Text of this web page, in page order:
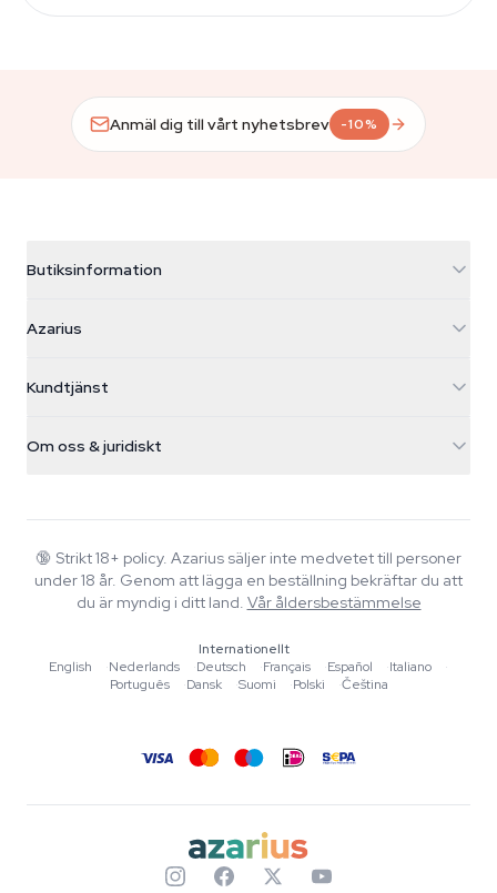
Anmäl dig till vårt nyhetsbrev -10%
Butiksinformation
Galvaniweg 11
Nederland
+31(0)204897914
Azarius
Magiska svampar
Smokeshop
Kundtjänst
Returpolicy
Vanliga frågor
Integritetspolicy
Om oss & juridiskt
Wiki
Blog
Musik
Redaktionella standarder
Verktyg & Kalkylatorer
🔞 Strikt 18+ policy. Azarius säljer inte medvetet till personer
under 18 år. Genom att lägga en beställning bekräftar du att
du är myndig i ditt land. Vår åldersbestämmelse
Internationellt
English
·Nederlands ·Deutsch ·Français ·Español ·Italiano
·
Português
·Dansk ·Suomi ·Polski ·Čeština